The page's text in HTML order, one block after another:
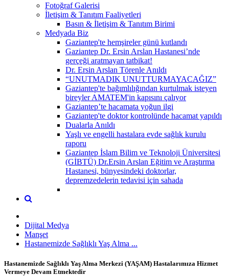
Fotoğraf Galerisi
İletişim & Tanıtım Faaliyetleri
Basın & İletişim & Tanıtım Birimi
Medyada Biz
Gaziantep'te hemşireler günü kutlandı
Gaziantep Dr. Ersin Arslan Hastanesi’nde
gerçeği aratmayan tatbikat!
Dr. Ersin Arslan Törenle Anıldı
“UNUTMADIK UNUTTURMAYACAĞIZ”
Gaziantep'te bağımlılığından kurtulmak isteyen
bireyler AMATEM'in kapısını çalıyor
Gaziantep’te hacamata yoğun ilgi
Gaziantep'te doktor kontrolünde hacamat yapıldı
Dualarla Anıldı
Yaşlı ve engelli hastalara evde sağlık kurulu
raporu
Gaziantep İslam Bilim ve Teknoloji Üniversitesi
(GİBTÜ) Dr.Ersin Arslan Eğitim ve Araştırma
Hastanesi, bünyesindeki doktorlar,
depremzedelerin tedavisi için sahada
Dijital Medya
Manşet
Hastanemizde Sağlıklı Yaş Alma ...
Hastanemizde Sağlıklı Yaş Alma Merkezi (YAŞAM) Hastalarımıza Hizmet
Vermeye Devam Etmektedir